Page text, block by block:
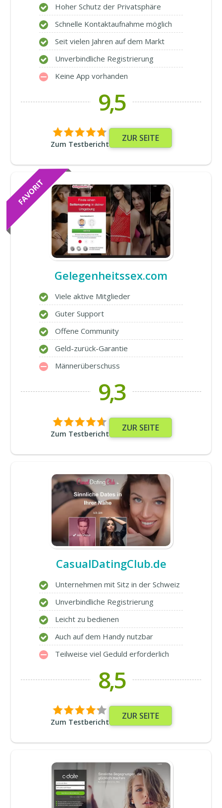
Hoher Schutz der Privatsphäre
Schnelle Kontaktaufnahme möglich
Seit vielen Jahren auf dem Markt
Unverbindliche Registrierung
Keine App vorhanden
9,5
Zum Testbericht
ZUR SEITE
Gelegenheitssex.com
Viele aktive Mitglieder
Guter Support
Offene Community
Geld-zurück-Garantie
Männerüberschuss
9,3
Zum Testbericht
ZUR SEITE
CasualDatingClub.de
Unternehmen mit Sitz in der Schweiz
Unverbindliche Registrierung
Leicht zu bedienen
Auch auf dem Handy nutzbar
Teilweise viel Geduld erforderlich
8,5
Zum Testbericht
ZUR SEITE